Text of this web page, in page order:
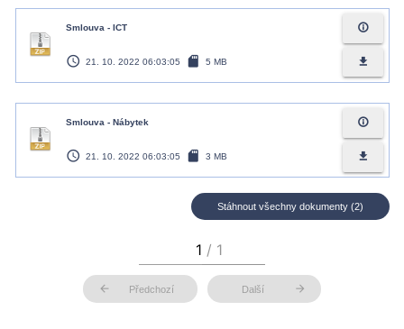
Smlouva - ICT
access_time 21. 10. 2022 06:03:05 sd_card 5 MB
info_outline
file_download
Smlouva - Nábytek
access_time 21. 10. 2022 06:03:05 sd_card 3 MB
info_outline
file_download
Stáhnout všechny dokumenty (2)
arrow_back Předchozí Další arrow_forward